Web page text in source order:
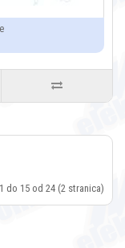
do 15 od 24 (2 stranica)